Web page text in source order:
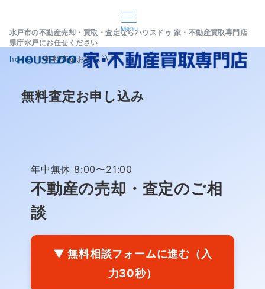
Menu
水戸市の不動産売却・買取・査定ならハウスドゥ 家・不動産買取専門店
県庁水戸にお任せください
home 無料査定お申し込み
無料査定お申し込み
年中無休 8:00〜21:00
不動産の売却・査定のご相
談
▼ 無料相談フォームに進む（入
力30秒）